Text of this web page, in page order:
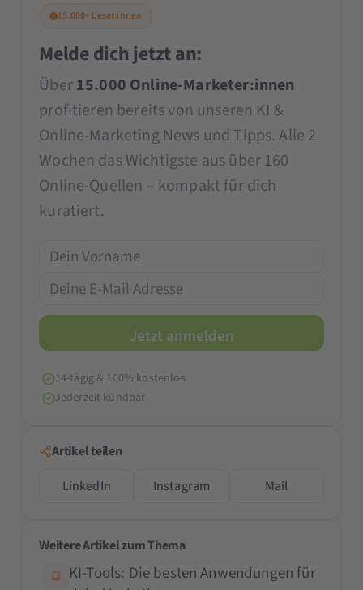
15.000+ Leser:innen
Melde dich jetzt an:
Über15.000 Online-Marketer:innen
profitieren bereits von unseren KI &
Online-Marketing News und Tipps. Alle 2
Wochen das Wichtigste aus über 160
Online-Quellen – kompakt für dich
kuratiert.
14-tägig & 100% kostenlos
Jederzeit kündbar
Artikel teilen
LinkedIn
Instagram Mail
Weitere Artikel zum Thema
KI-Tools: Die besten Anwendungen für